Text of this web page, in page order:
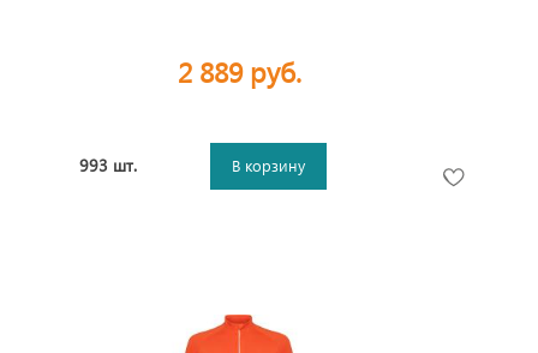
2 889 руб.
993 шт. В корзину